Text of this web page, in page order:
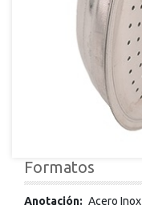
Formatos
Anotación Acero Inox